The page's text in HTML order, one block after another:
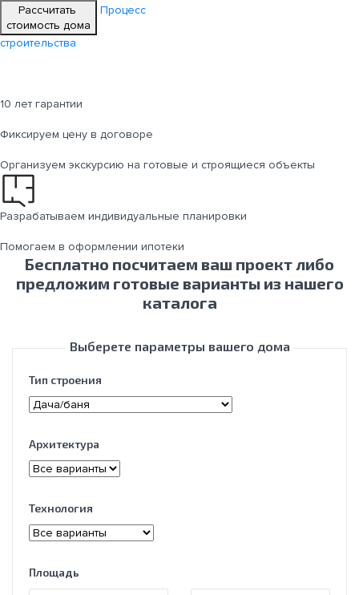
Рассчитать
стоимость дома
Процесс
строительства
10 лет гарантии
Фиксируем цену в договоре
Организуем экскурсию на готовые и строящиеся объекты
Разрабатываем индивидуальные планировки
Помогаем в оформлении ипотеки
Бесплатно посчитаем ваш проект либо
предложим готовые варианты из нашего
каталога
Выберете параметры вашего дома
Тип строения
Архитектура
Технология
Площадь